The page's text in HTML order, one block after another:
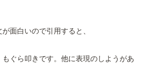
面白いので引用すると、
もぐら叩きです。他に表現のしようがあ